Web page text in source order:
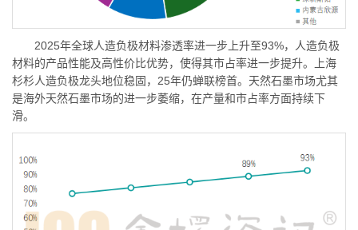
2025年全球人造负极材料渗透率进一步上升至93%，人造负极
材料的产品性能及高性价比优势，使得其市占率进一步提升。上海
杉杉人造负极龙头地位稳固，25年仍蝉联榜首。天然石墨市场尤其
是海外天然石墨市场的进一步萎缩，在产量和市占率方面持续下
滑。